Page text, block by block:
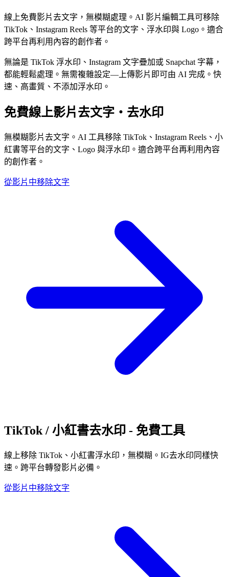
線上免費影片去文字，無模糊處理。AI 影片編輯工具可移除
TikTok、Instagram Reels 等平台的文字、浮水印與 Logo。適合
跨平台再利用內容的創作者。
無論是 TikTok 浮水印、Instagram 文字疊加或 Snapchat 字幕，
都能輕鬆處理。無需複雜設定—上傳影片即可由 AI 完成。快
速、高畫質、不添加浮水印。
免費線上影片去文字・去水印
無模糊影片去文字。AI 工具移除 TikTok、Instagram Reels、小
紅書等平台的文字、Logo 與浮水印。適合跨平台再利用內容
的創作者。
從影片中移除文字
TikTok / 小紅書去水印 - 免費工具
線上移除 TikTok、小紅書浮水印，無模糊。IG去水印同樣快
速。跨平台轉發影片必備。
從影片中移除文字